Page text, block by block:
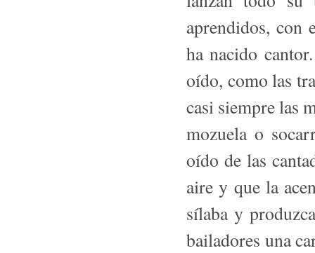
aprendidos, con
ha nacido
oído, como las
casi siempre las
mozuela o
oído de las
aire y que la
sílaba y
bailadores una